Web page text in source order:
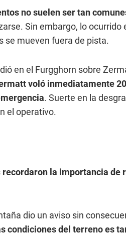
no suelen ser tan
Sin embargo, lo
se mueven fuera de pista.
en el Furgghorn sobre
voló inmediatamente
. Suerte en la
el operativo.
recordaron la importancia de
dio un aviso sin
condiciones del terreno es